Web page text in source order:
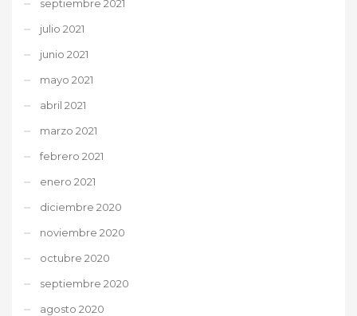
septiembre 2021
julio 2021
junio 2021
mayo 2021
abril 2021
marzo 2021
febrero 2021
enero 2021
diciembre 2020
noviembre 2020
octubre 2020
septiembre 2020
agosto 2020